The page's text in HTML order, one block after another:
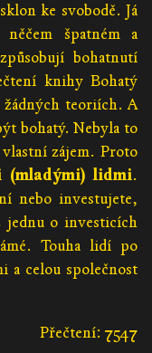
ke svobodě. Já
špatném a
bohatnutí
knihy Bohatý
žádných teoriích. A
bohatý. Nebyla to
zájem. Proto
(mladými) lidmi.
nebo investujete,
jednu o investicích
Touha lidí po
a celou společnost
Přečtení: 7547